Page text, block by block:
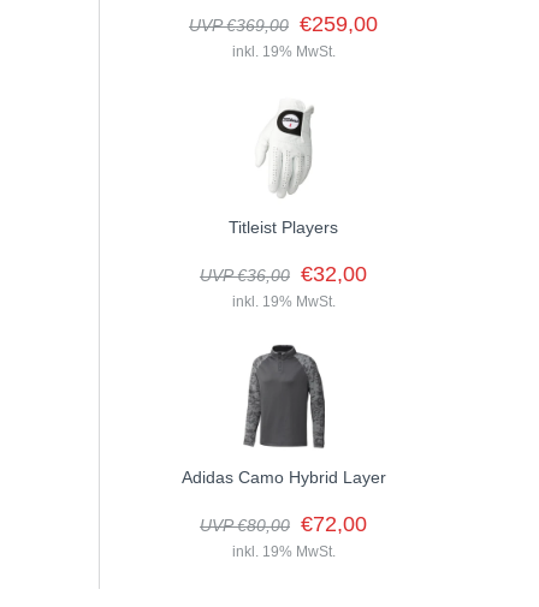
UVP €369,00 €259,00
inkl. 19% MwSt.
Titleist Players
UVP €36,00 €32,00
inkl. 19% MwSt.
Adidas Camo Hybrid Layer
UVP €80,00 €72,00
inkl. 19% MwSt.